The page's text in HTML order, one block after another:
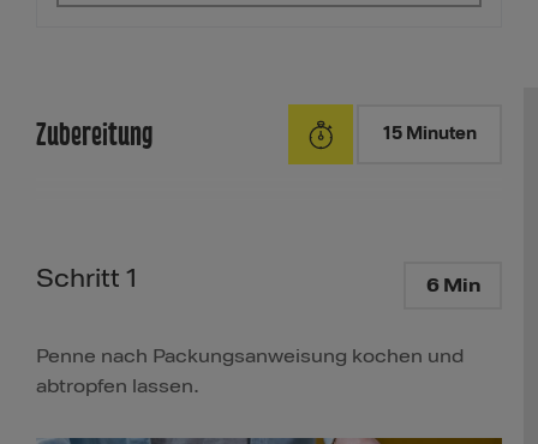
Zubereitung 15 Minuten
Schritt 1 6 Min
Penne nach Packungsanweisung kochen und
abtropfen lassen.